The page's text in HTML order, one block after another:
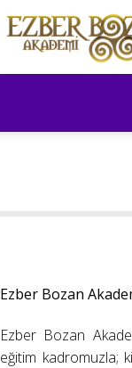
Ezber Bozan
Ezber Bozan
eğitim kadromuzla;